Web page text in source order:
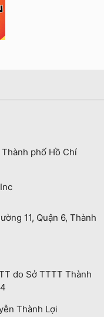
phố Hồ Chí
11, Quận 6, Thành
do Sở TTTT Thành
Thành Lợi